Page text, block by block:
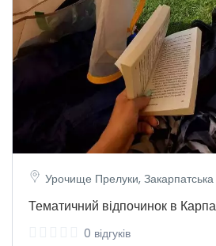
Урочище Прелуки, Закарпатська
Тематичний відпочинок в
0 відгуків